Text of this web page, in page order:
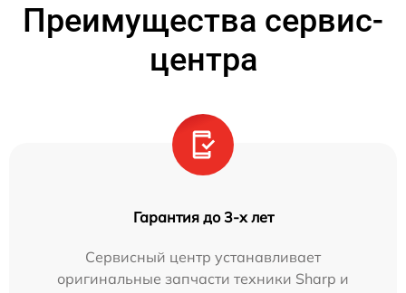
Преимущества сервис-
центра
Гарантия до 3-х лет
Сервисный центр устанавливает
оригинальные запчасти техники Sharp и